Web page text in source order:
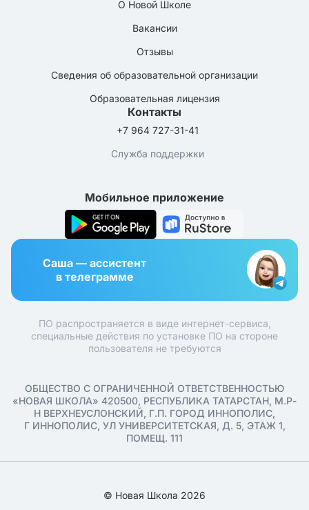
О Новой Школе
Вакансии
Отзывы
Сведения об образовательной организации
Образовательная лицензия
Контакты
+7 964 727-31-41
Служба поддержки
Мобильное приложение
Саша — ассистент
в телеграмме
ПО распространяется в виде интернет-сервиса,
специальные действия по установке ПО на стороне
пользователя не требуются
ОБЩЕСТВО С ОГРАНИЧЕННОЙ ОТВЕТСТВЕННОСТЬЮ
«НОВАЯ ШКОЛА» 420500, РЕСПУБЛИКА ТАТАРСТАН, М.Р-
Н ВЕРХНЕУСЛОНСКИЙ, Г.П. ГОРОД ИННОПОЛИС,
Г ИННОПОЛИС, УЛ УНИВЕРСИТЕТСКАЯ, Д. 5, ЭТАЖ 1,
ПОМЕЩ. 111
© Новая Школа 2026